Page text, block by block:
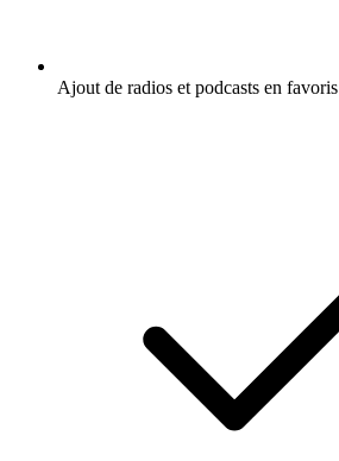
Ajout de radios et podcasts en favoris